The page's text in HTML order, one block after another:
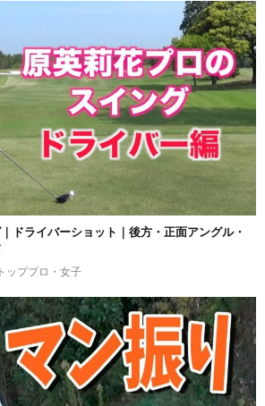
ドライバーショット｜後方・正面アングル・
ッププロ・女子